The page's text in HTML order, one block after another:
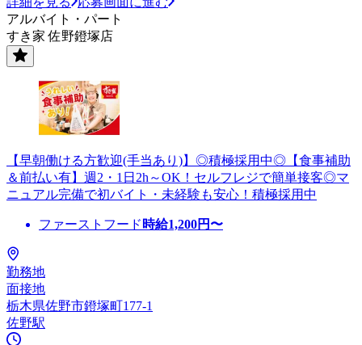
アルバイト・パート
すき家 佐野鐙塚店
【早朝働ける方歓迎(手当あり)】◎積極採用中◎【食事補助
＆前払い有】週2・1日2h～OK！セルフレジで簡単接客◎マ
ニュアル完備で初バイト・未経験も安心！積極採用中
ファーストフード 時給1,200円〜
勤務地
面接地
栃木県佐野市鐙塚町177-1
佐野駅